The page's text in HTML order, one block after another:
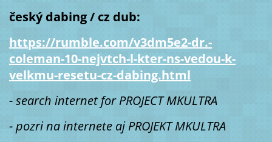
český dabing / cz dub:
https://rumble.com/v3dm5e2-dr.-
coleman-10-nejvtch-l-kter-ns-vedou-k-
velkmu-resetu-cz-dabing.html
- search internet for PROJECT MKULTRA
- pozri na internete aj PROJEKT MKULTRA